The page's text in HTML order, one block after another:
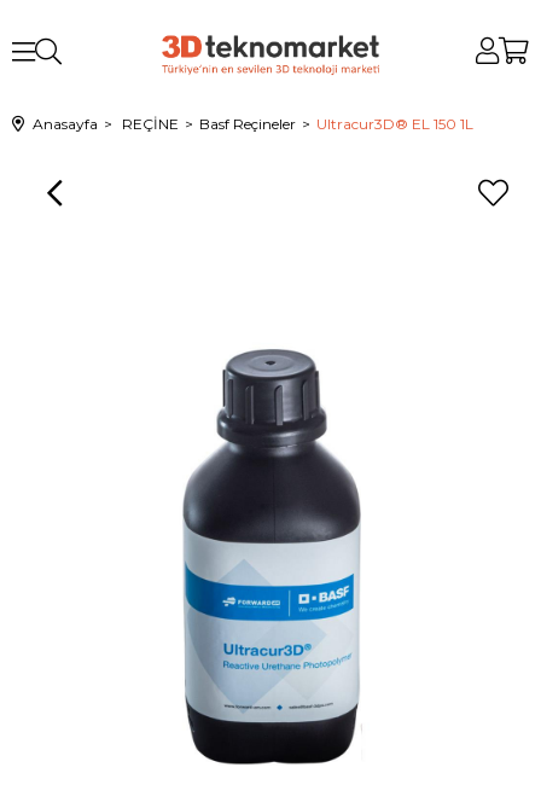
Anasayfa REÇİNE Basf Reçineler Ultracur3D® EL 150 1L